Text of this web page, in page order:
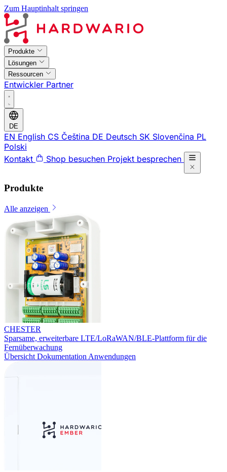
Zum Hauptinhalt springen
Produkte
Lösungen
Ressourcen
Entwickler Partner
DE
EN English CS Čeština DE Deutsch SK Slovenčina PL
Polski
Kontakt
Shop besuchen Projekt besprechen
Produkte
Alle anzeigen
CHESTER
Sparsame, erweiterbare LTE/LoRaWAN/BLE-Plattform für die
Fernüberwachung
Übersicht Dokumentation Anwendungen